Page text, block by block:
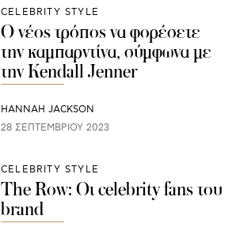
CELEBRITY STYLE
Ο νέος τρόπος να φορέσετε
την καμπαρντίνα, σύμφωνα με
την Kendall Jenner
HANNAH JACKSON
28 ΣΕΠΤΕΜΒΡΊΟΥ 2023
CELEBRITY STYLE
The Row: Οι celebrity fans του
brand